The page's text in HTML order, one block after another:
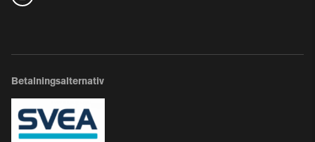
Betalningsalternativ